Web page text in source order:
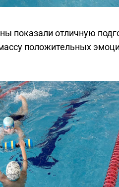
показали отличную
положительных